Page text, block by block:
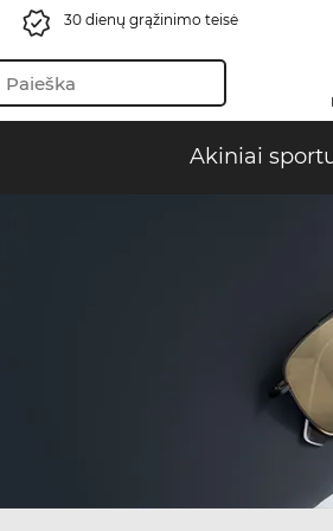
30 dienų grąžinimo teisė
Akiniai